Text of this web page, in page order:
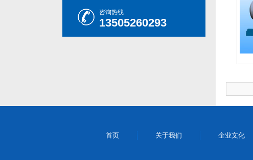
咨询热线
13505260293
首页 关于我们 企业文化